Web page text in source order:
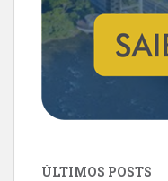
ÚLTIMOS POSTS